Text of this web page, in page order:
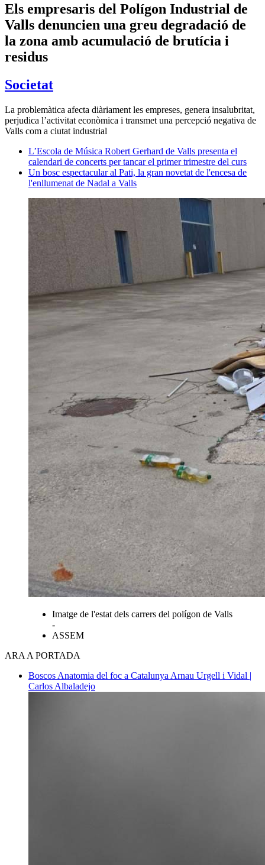
Els empresaris del Polígon Industrial de
Valls denuncien una greu degradació de
la zona amb acumulació de brutícia i
residus
Societat
La problemàtica afecta diàriament les empreses, genera insalubritat,
perjudica l’activitat econòmica i transmet una percepció negativa de
Valls com a ciutat industrial
L’Escola de Música Robert Gerhard de Valls presenta el
calendari de concerts per tancar el primer trimestre del curs
Un bosc espectacular al Pati, la gran novetat de l'encesa de
l'enllumenat de Nadal a Valls
Imatge de l'estat dels carrers del polígon de Valls
-
ASSEM
ARA A PORTADA
Boscos Anatomia del foc a Catalunya Arnau Urgell i Vidal |
Carlos Albaladejo